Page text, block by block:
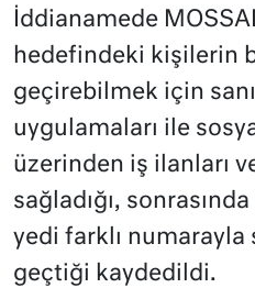
İddianamede
hedefindeki kişilerin
geçirebilmek için
uygulamaları ile
üzerinden iş ilanları
sağladığı,
yedi farklı numarayla
geçtiği kaydedildi.